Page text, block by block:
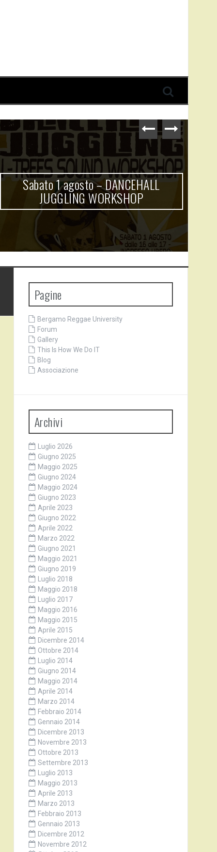
Sabato 1 agosto – DANCEHALL
JUGGLING WORKSHOP
Pagine
Bergamo Reggae University
Forum
Gallery
This Is How We Do IT
Blog
Associazione
Archivi
Luglio 2026
Giugno 2025
Maggio 2025
Giugno 2024
Maggio 2024
Giugno 2023
Aprile 2023
Giugno 2022
Aprile 2022
Marzo 2022
Giugno 2021
Maggio 2021
Giugno 2019
Luglio 2018
Maggio 2018
Luglio 2017
Maggio 2016
Maggio 2015
Aprile 2015
Dicembre 2014
Ottobre 2014
Luglio 2014
Giugno 2014
Maggio 2014
Aprile 2014
Marzo 2014
Febbraio 2014
Gennaio 2014
Dicembre 2013
Novembre 2013
Ottobre 2013
Settembre 2013
Luglio 2013
Maggio 2013
Aprile 2013
Marzo 2013
Febbraio 2013
Gennaio 2013
Dicembre 2012
Novembre 2012